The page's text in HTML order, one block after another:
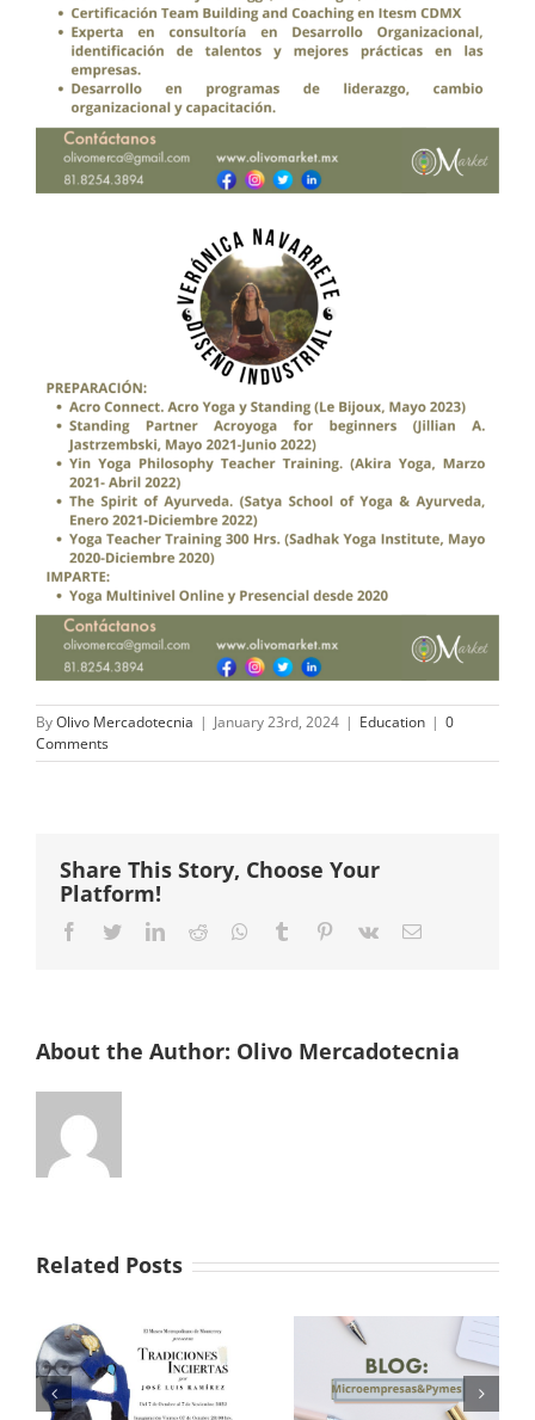
ByOlivo Mercadotecnia | January 23rd, 2024 | Education | 0
Comments
Share This Story, Choose Your
Platform!
Facebook
TwitterLinkedIn
Reddit Whatsapp
Tumblr Pinterest
Vk Email
About the Author: Olivo Mercadotecnia
Related Posts
Condiciones